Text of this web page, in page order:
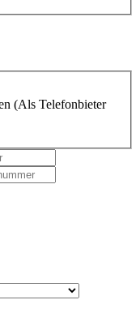
(Als Telefonbieter